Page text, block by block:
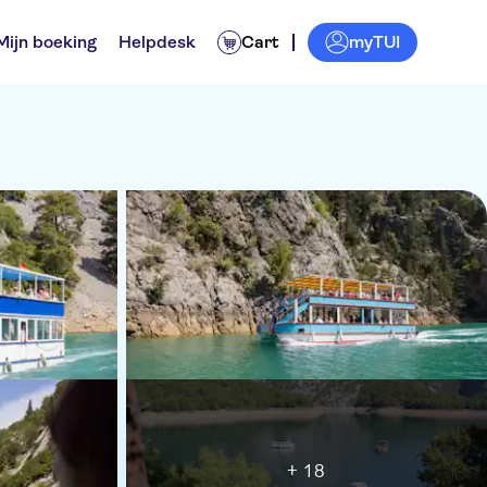
boeking Helpdesk Cart myTUI
+ 18